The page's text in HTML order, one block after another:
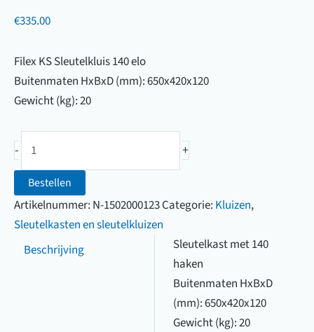
€335.00
Filex KS Sleutelkluis 140 elo
Buitenmaten HxBxD (mm): 650x420x120
Gewicht (kg): 20
-
KS
Sleutelkluis
140
elo
+
Bestellen
Artikelnummer: N-1502000123Categorie: Kluizen,
Sleutelkasten en sleutelkluizen
Beschrijving
Sleutelkast met 140
haken
Buitenmaten HxBxD
(mm): 650x420x120
Gewicht (kg): 20